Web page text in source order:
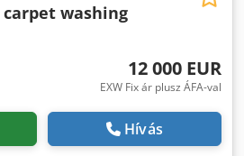
washing
12 000 EUR
EXW Fix ár plusz ÁFA-val
Hívás